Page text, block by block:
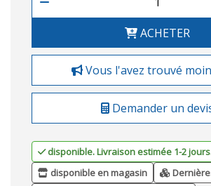
ACHETER
Vous l'avez trouvé
Demander un
disponible. Livraison estimée 1-2
disponible en magasin